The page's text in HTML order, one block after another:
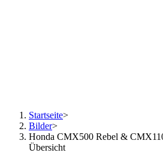
Startseite>
Bilder>
Honda CMX500 Rebel &
Übersicht